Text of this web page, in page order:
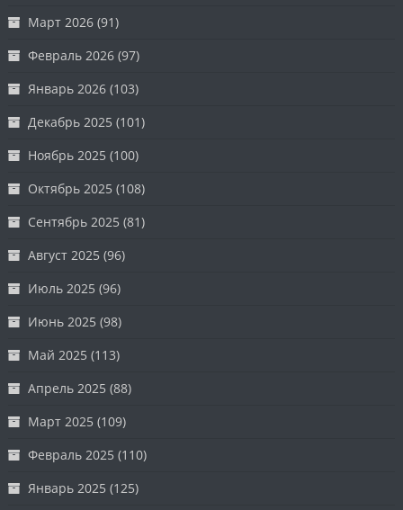
Март 2026 (91)
Февраль 2026 (97)
Январь 2026 (103)
Декабрь 2025 (101)
Ноябрь 2025 (100)
Октябрь 2025 (108)
Сентябрь 2025 (81)
Август 2025 (96)
Июль 2025 (96)
Июнь 2025 (98)
Май 2025 (113)
Апрель 2025 (88)
Март 2025 (109)
Февраль 2025 (110)
Январь 2025 (125)